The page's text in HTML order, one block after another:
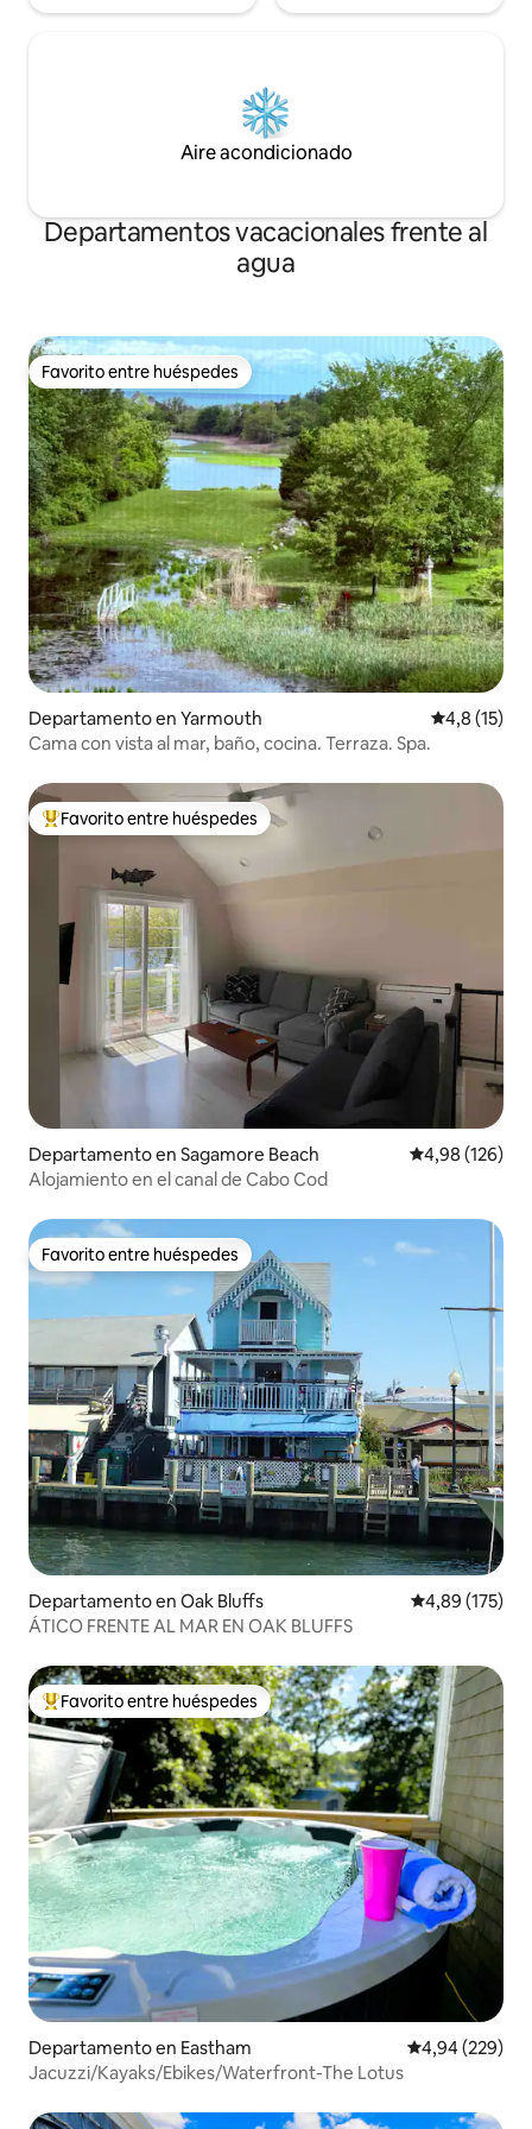
Aire acondicionado
Departamentos vacacionales frente al
agua
Favorito entre huéspedes
Favorito entre huéspedes
Departamento en Yarmouth Calificación
4,8 (15)
Cama con vista al mar, baño, cocina. Terraza. Spa.
Favorito entre los huéspedes más destacados
Favorito entre huéspedes
Departamento en Sagamore Beach Calificación
4,98 (126)
Alojamiento en el canal de Cabo Cod
Favorito entre huéspedes
Favorito entre huéspedes
Departamento en Oak Bluffs Calificación
4,89 (175)
ÁTICO FRENTE AL MAR EN OAK BLUFFS
Favorito entre los huéspedes más destacados
Favorito entre huéspedes
Departamento en Eastham Calificación
4,94 (229)
Jacuzzi/Kayaks/Ebikes/Waterfront-The Lotus